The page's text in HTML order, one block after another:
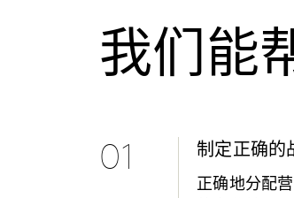
我们能
01 制定正确的
正确地分配